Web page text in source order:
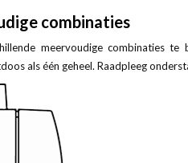
combinaties
meervoudige combinaties te
als één geheel. Raadpleeg